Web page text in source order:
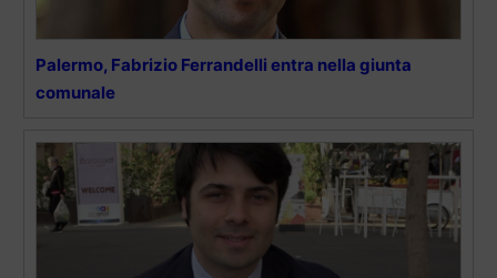
Palermo, Fabrizio Ferrandelli entra nella giunta
comunale